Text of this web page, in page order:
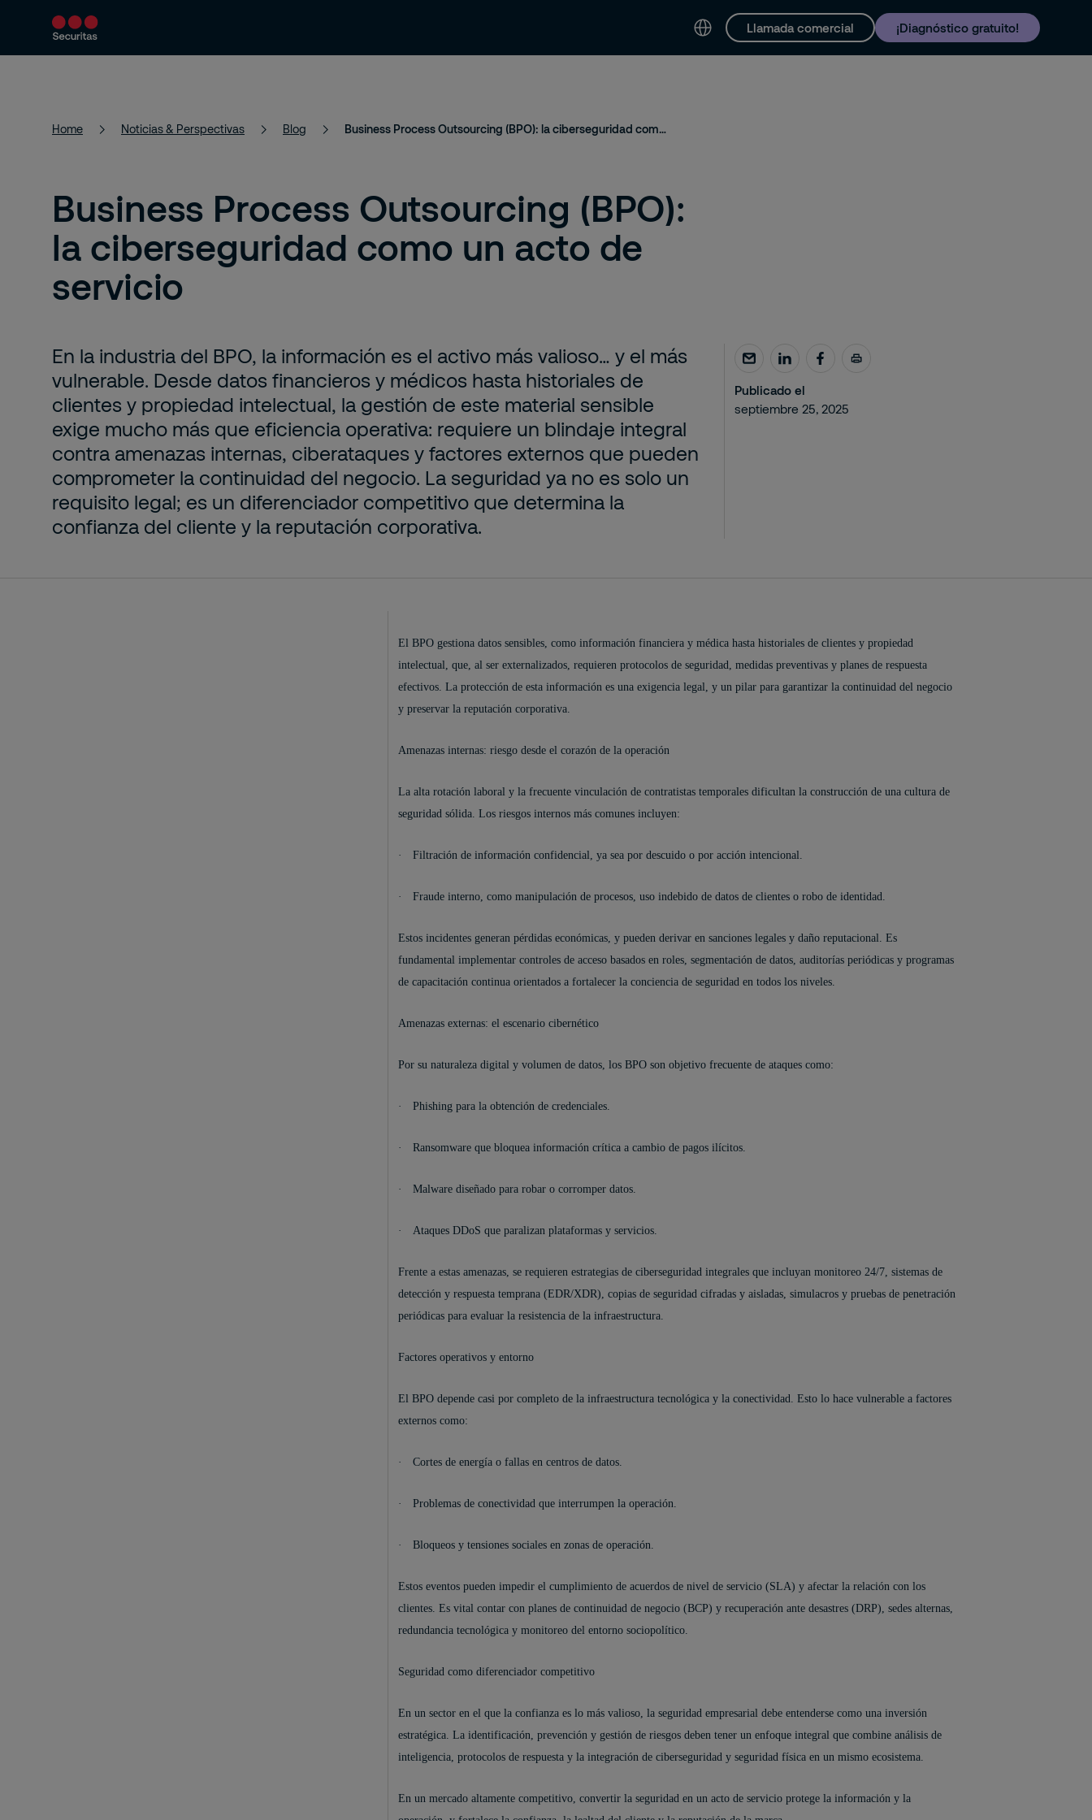
Llamada comercial ¡Diagnóstico gratuito!
Productos y servicios Soluciones de seguridad Noticias & Perspectivas Contáctenos y soporte Trabaja con nosotros
Home Noticias & Perspectivas Blog Business Process Outsourcing (BPO): la ciberseguridad como un acto de servicio
Business Process Outsourcing (BPO):
la ciberseguridad como un acto de
servicio
En la industria del BPO, la información es el activo más valioso… y el más
vulnerable. Desde datos financieros y médicos hasta historiales de
clientes y propiedad intelectual, la gestión de este material sensible
exige mucho más que eficiencia operativa: requiere un blindaje integral
contra amenazas internas, ciberataques y factores externos que pueden
comprometer la continuidad del negocio. La seguridad ya no es solo un
requisito legal; es un diferenciador competitivo que determina la
confianza del cliente y la reputación corporativa.
Publicado el
septiembre 25, 2025
El BPO gestiona datos sensibles, como información financiera y médica hasta historiales de clientes y propiedad
intelectual, que, al ser externalizados, requieren protocolos de seguridad, medidas preventivas y planes de respuesta
efectivos. La protección de esta información es una exigencia legal, y un pilar para garantizar la continuidad del negocio
y preservar la reputación corporativa.
Amenazas internas: riesgo desde el corazón de la operación
La alta rotación laboral y la frecuente vinculación de contratistas temporales dificultan la construcción de una cultura de
seguridad sólida. Los riesgos internos más comunes incluyen:
· Filtración de información confidencial, ya sea por descuido o por acción intencional.
· Fraude interno, como manipulación de procesos, uso indebido de datos de clientes o robo de identidad.
Estos incidentes generan pérdidas económicas, y pueden derivar en sanciones legales y daño reputacional. Es
fundamental implementar controles de acceso basados en roles, segmentación de datos, auditorías periódicas y programas
de capacitación continua orientados a fortalecer la conciencia de seguridad en todos los niveles.
Amenazas externas: el escenario cibernético
Por su naturaleza digital y volumen de datos, los BPO son objetivo frecuente de ataques como:
· Phishing para la obtención de credenciales.
· Ransomware que bloquea información crítica a cambio de pagos ilícitos.
· Malware diseñado para robar o corromper datos.
· Ataques DDoS que paralizan plataformas y servicios.
Frente a estas amenazas, se requieren estrategias de ciberseguridad integrales que incluyan monitoreo 24/7, sistemas de
detección y respuesta temprana (EDR/XDR), copias de seguridad cifradas y aisladas, simulacros y pruebas de penetración
periódicas para evaluar la resistencia de la infraestructura.
Factores operativos y entorno
El BPO depende casi por completo de la infraestructura tecnológica y la conectividad. Esto lo hace vulnerable a factores
externos como:
· Cortes de energía o fallas en centros de datos.
· Problemas de conectividad que interrumpen la operación.
· Bloqueos y tensiones sociales en zonas de operación.
Estos eventos pueden impedir el cumplimiento de acuerdos de nivel de servicio (SLA) y afectar la relación con los
clientes. Es vital contar con planes de continuidad de negocio (BCP) y recuperación ante desastres (DRP), sedes alternas,
redundancia tecnológica y monitoreo del entorno sociopolítico.
Seguridad como diferenciador competitivo
En un sector en el que la confianza es lo más valioso, la seguridad empresarial debe entenderse como una inversión
estratégica. La identificación, prevención y gestión de riesgos deben tener un enfoque integral que combine análisis de
inteligencia, protocolos de respuesta y la integración de ciberseguridad y seguridad física en un mismo ecosistema.
En un mercado altamente competitivo, convertir la seguridad en un acto de servicio protege la información y la